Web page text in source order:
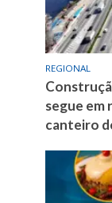
REGIONAL
segue
canteiro